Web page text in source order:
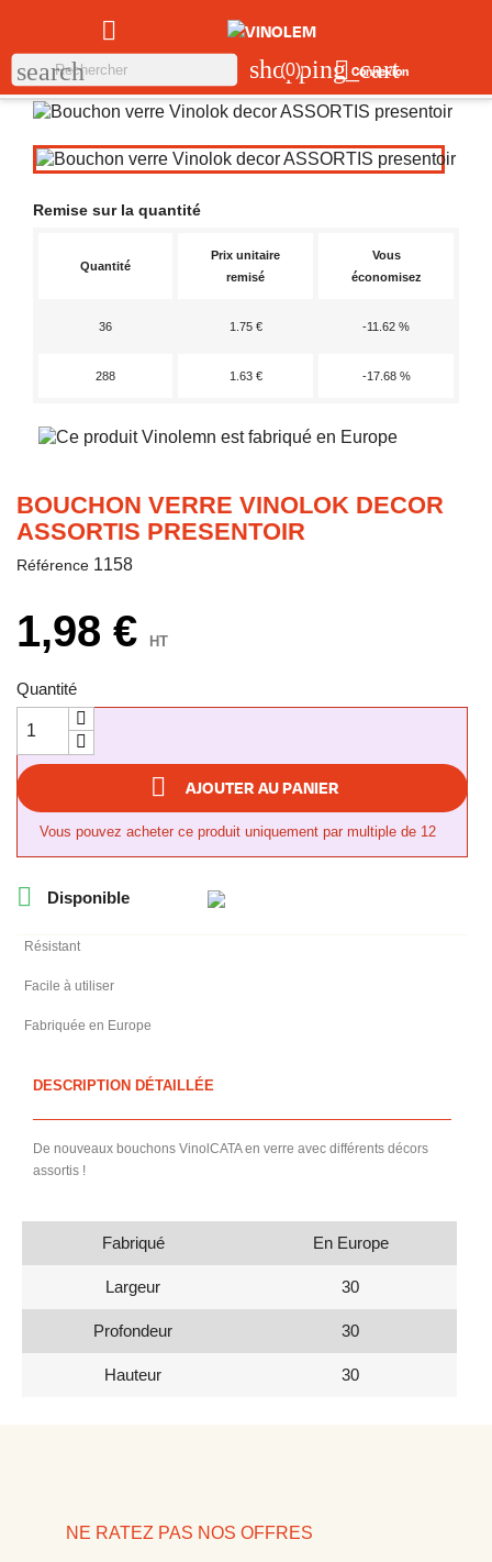

shopping_cart
(0)  Connexion
search
Remise sur la quantité
Quantité
Prix unitaire
remisé
Vous
économisez
36 1.75 € -11.62 %
288 1.63 € -17.68 %
BOUCHON VERRE VINOLOK DECOR
ASSORTIS PRESENTOIR
Référence 1158
1,98 € HT
Quantité
 AJOUTER AU PANIER
Vous pouvez acheter ce produit uniquement par multiple de 12
 Disponible
Résistant
Facile à utiliser
Fabriquée en Europe
DESCRIPTION DÉTAILLÉE
De nouveaux bouchons VinolCATA en verre avec différents décors
assortis !
Fabriqué En Europe
Largeur 30
Profondeur 30
Hauteur 30
NE RATEZ PAS NOS OFFRES